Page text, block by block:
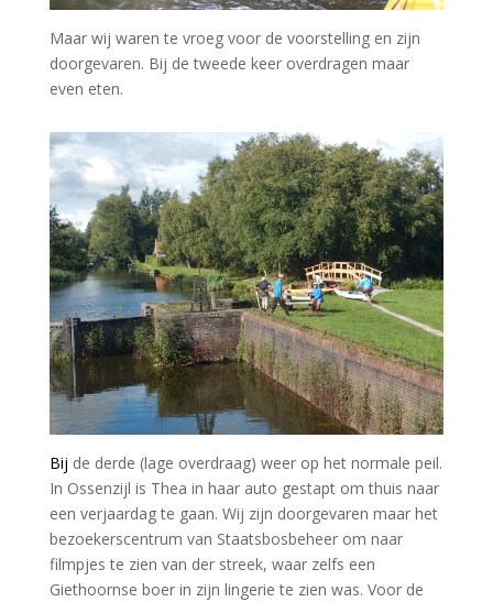
Maar wij waren te vroeg voor de voorstelling en zijn
doorgevaren. Bij de tweede keer overdragen maar
even eten.
Bij de derde (lage overdraag) weer op het normale peil.
In Ossenzijl is Thea in haar auto gestapt om thuis naar
een verjaardag te gaan. Wij zijn doorgevaren maar het
bezoekerscentrum van Staatsbosbeheer om naar
filmpjes te zien van der streek, waar zelfs een
Giethoornse boer in zijn lingerie te zien was. Voor de